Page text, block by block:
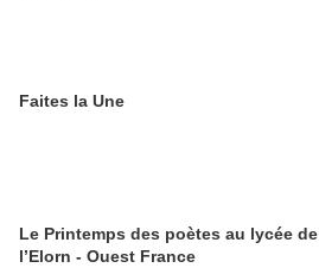
Faites la Une
Le Printemps des poètes au lycée de
l’Elorn - Ouest France